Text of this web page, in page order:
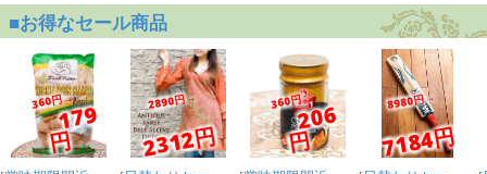
す。
★★★★★ misa様
himarayaの雪解けを 思わせる すがすがしい かおり